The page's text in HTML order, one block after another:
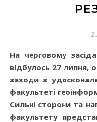
2
На черговому засіданні Вченої ради КНУБА, яке
відбулось 27 липня,
заходи з
факультеті
Сильні сторони та
факультету